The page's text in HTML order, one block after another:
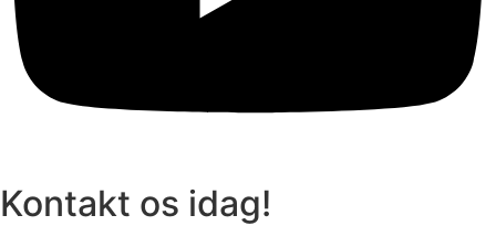
Kontakt os idag!